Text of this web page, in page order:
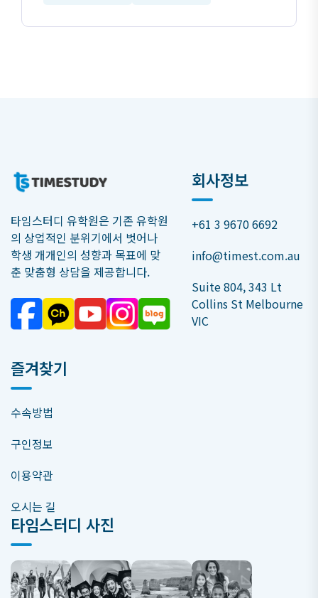
타임스터디 유학원은 기존 유학원
의 상업적인 분위기에서 벗어나
학생 개개인의 성향과 목표에 맞
춘 맞춤형 상담을 제공합니다.
회사정보
+61 3 9670 6692
info@timest.com.au
Suite 804, 343 Lt
Collins St Melbourne
VIC
즐겨찾기
수속방법
구인정보
이용약관
오시는 길
타임스터디 사진